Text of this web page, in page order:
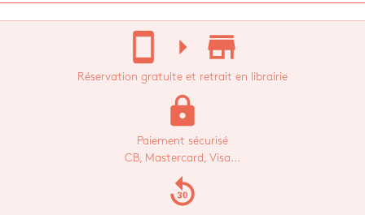
stay_current_portrait arrow_right store_mall_directory
Réservation gratuite et retrait en librairie
lock
Paiement sécurisé
CB, Mastercard, Visa...
replay_30